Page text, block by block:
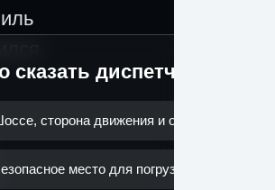
сказать диспетчеру
сторона движения и ориентир
место для погрузки